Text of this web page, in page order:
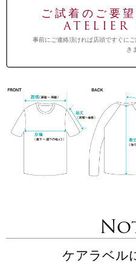
ご試着のご
ATELIER
事前にご連絡頂ければ店頭ですぐに
き
ケアラベル